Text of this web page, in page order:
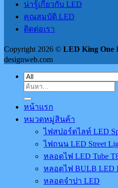
น่ารู้เกี่ยวกับ LED
คุณสมบัติ LED
ติดต่อเรา
Copyright 2026 © LED King One
designweb.com
ค้นหา:
หน้าแรก
หมวดหมู่สินค้า
ไฟสปอร์ตไลท์ LED
ไฟถนน LED Street
หลอดไฟ LED Tube
หลอดไฟ BULB LED
หลอดจำปา LED